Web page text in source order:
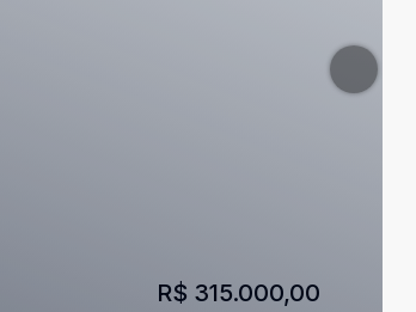
R$ 315.000,00